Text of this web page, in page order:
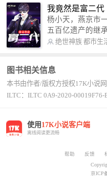
勾搭各色美女，镇压恶鬼
尘一到，地吼天
故事纯属虚构，
号入座，抓紧时
平凡魔术师,或者
我竟然是富二代
杨小天，燕京市
五百亿遗产的继
书，给我定制一套
呢？” “回杨总，开车太堵，已经给你安排了直升
机。” 从此，开启杨小天的百亿富翁之旅，只有他不
敢想的，没有秘
绝世神族 都市生
图书相关信息
本书由作者/版权方授权17K小说
ILTC：ILTC 0A9-2020-00019F76-
使用 17K小说客户端
离线阅读更流畅
帮助 反馈
京ICP